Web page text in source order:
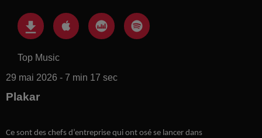
Top Music
29 mai 2026 - 7 min 17 sec
Plakar
Ce sont des chefs d’entreprise qui ont osé se lancer dans